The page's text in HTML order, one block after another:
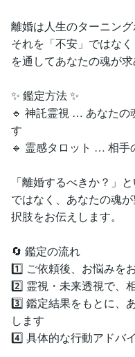
離婚は人生のターニング
それを「不安」ではな
を通してあなたの魂が
✨ 鑑定方法 ✨
🔹 神託霊視 … あなたの
す
🔹 霊感タロット … 相手
「離婚するべきか？」
ではなく、あなたの魂
択肢をお伝えします。
🔄 鑑定の流れ
1️⃣ ご依頼後、お悩みを
2️⃣ 霊視・未来透視で、
3️⃣ 鑑定結果をもとに、
します
4️⃣ 具体的な行動アドバ